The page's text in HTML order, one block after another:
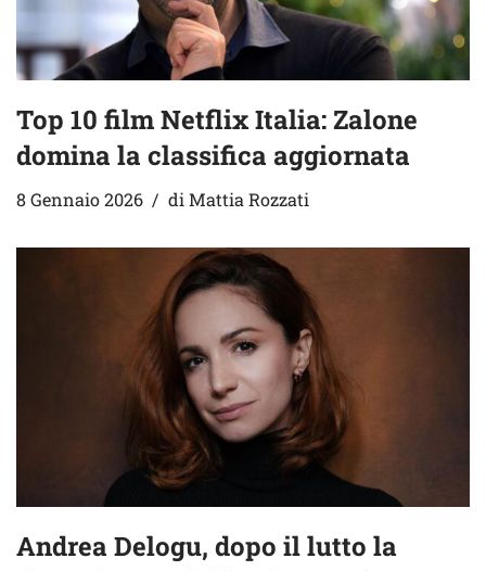
Top 10 film Netflix Italia: Zalone
domina la classifica aggiornata
8 Gennaio 2026 di Mattia Rozzati
Andrea Delogu, dopo il lutto la